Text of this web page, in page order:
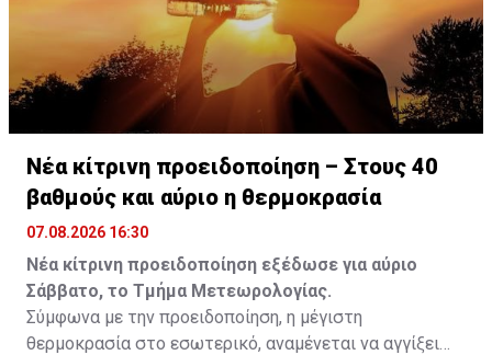
Νέα κίτρινη προειδοποίηση – Στους 40
βαθμούς και αύριο η θερμοκρασία
07.08.2026 16:30
Νέα κίτρινη προειδοποίηση εξέδωσε για αύριο
Σάββατο, το Τμήμα Μετεωρολογίας.
Σύμφωνα με την προειδοποίηση, η μέγιστη
θερμοκρασία στο εσωτερικό, αναμένεται να αγγίξει